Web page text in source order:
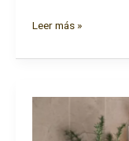
Fotógrafo
interiores
Leer más »